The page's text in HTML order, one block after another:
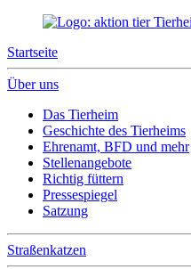
Startseite
Über uns
Das Tierheim
Geschichte des Tierheims
Ehrenamt, BFD und mehr
Stellenangebote
Richtig füttern
Pressespiegel
Satzung
Straßenkatzen